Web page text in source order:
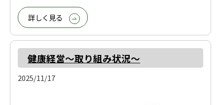
詳しく見る
健康経営～取り組み状況～
2025/11/17